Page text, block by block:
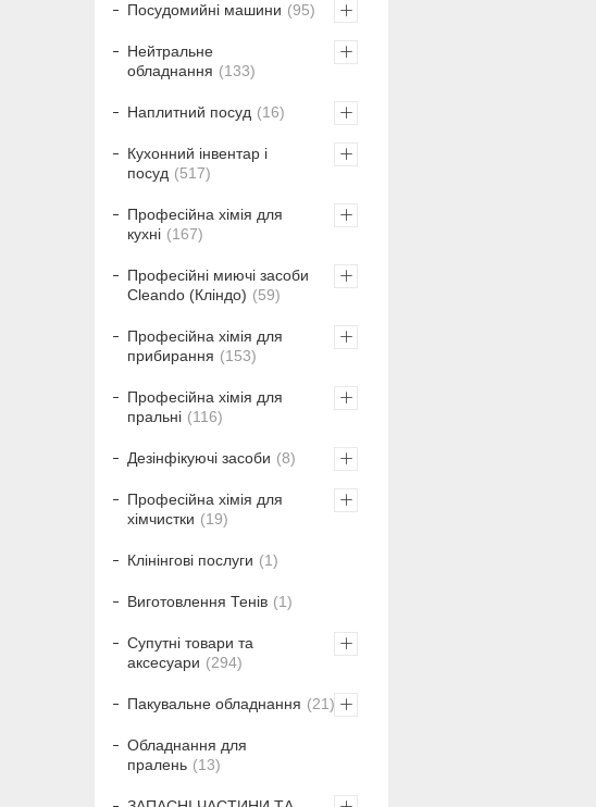
Посудомийні машини 95
Нейтральне
обладнання
133
Наплитний посуд 16
Кухонний інвентар і
посуд
517
Професійна хімія для
кухні
167
Професійні миючі засоби
Cleando (Кліндо)
59
Професійна хімія для
прибирання
153
Професійна хімія для
пральні
116
Дезінфікуючі засоби 8
Професійна хімія для
хімчистки
19
Клінінгові послуги 1
Виготовлення Тенів 1
Супутні товари та
аксесуари
294
Пакувальне обладнання 21
Обладнання для
пралень
13